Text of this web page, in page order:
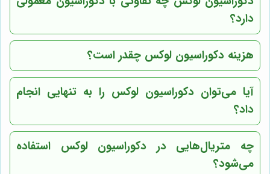
دارد؟
هزینه دکوراسیون لوکس چقدر است؟
آیا می‌توان دکوراسیون لوکس را به تنهایی انجام
داد؟
چه متریال‌هایی در دکوراسیون لوکس استفاده
می‌شود؟